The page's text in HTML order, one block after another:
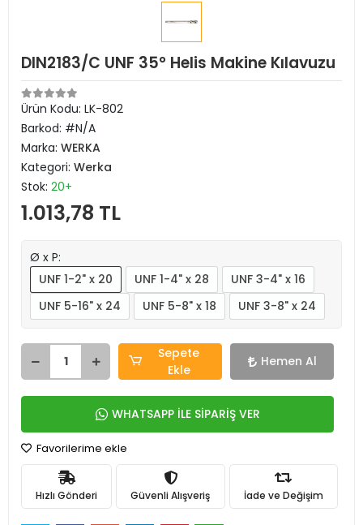
DIN2183/C UNF 35° Helis Makine Kılavuzu
Ürün Kodu: LK-802
Barkod: #N/A
Marka: WERKA
Kategori: Werka
Stok: 20+
1.013,78 TL
Ø x P:
UNF 1-2" x 20
UNF 1-4" x 28
UNF 3-4" x 16
UNF 5-16" x 24
UNF 5-8" x 18 UNF 3-8" x 24
Sepete
Ekle
Hemen Al
WHATSAPP İLE SİPARİŞ VER
Favorilerime ekle
Hızlı Gönderi Güvenli Alışveriş İade ve Değişim